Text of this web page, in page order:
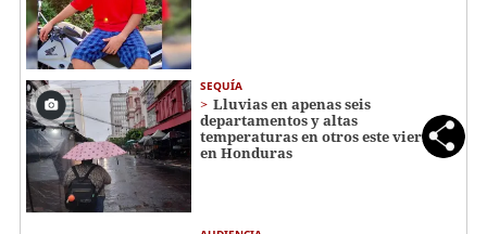
SEQUÍA
Lluvias en apenas seis
departamentos y altas
temperaturas en otros este viernes
en Honduras